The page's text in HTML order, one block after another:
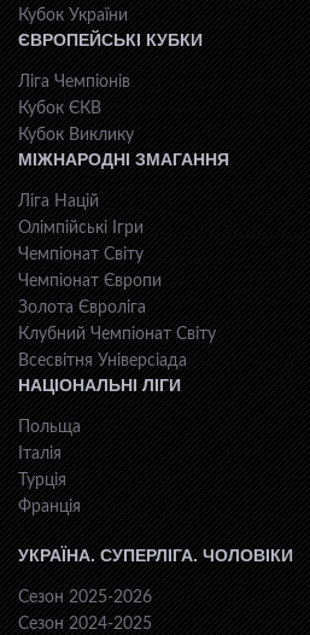
Кубок України
ЄВРОПЕЙСЬКІ КУБКИ
Ліга Чемпіонів
Кубок ЄКВ
Кубок Виклику
МІЖНАРОДНІ ЗМАГАННЯ
Ліга Націй
Олімпійські Ігри
Чемпіонат Світу
Чемпіонат Європи
Золота Євроліга
Клубний Чемпіонат Світу
Всесвiтня Унiверсiaда
НАЦІОНАЛЬНІ ЛІГИ
Польща
Італія
Турція
Франція
УКРАЇНА. СУПЕРЛІГА. ЧОЛОВІКИ
Сезон 2025-2026
Сезон 2024-2025